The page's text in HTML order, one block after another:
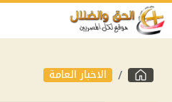
الاخبار العامة